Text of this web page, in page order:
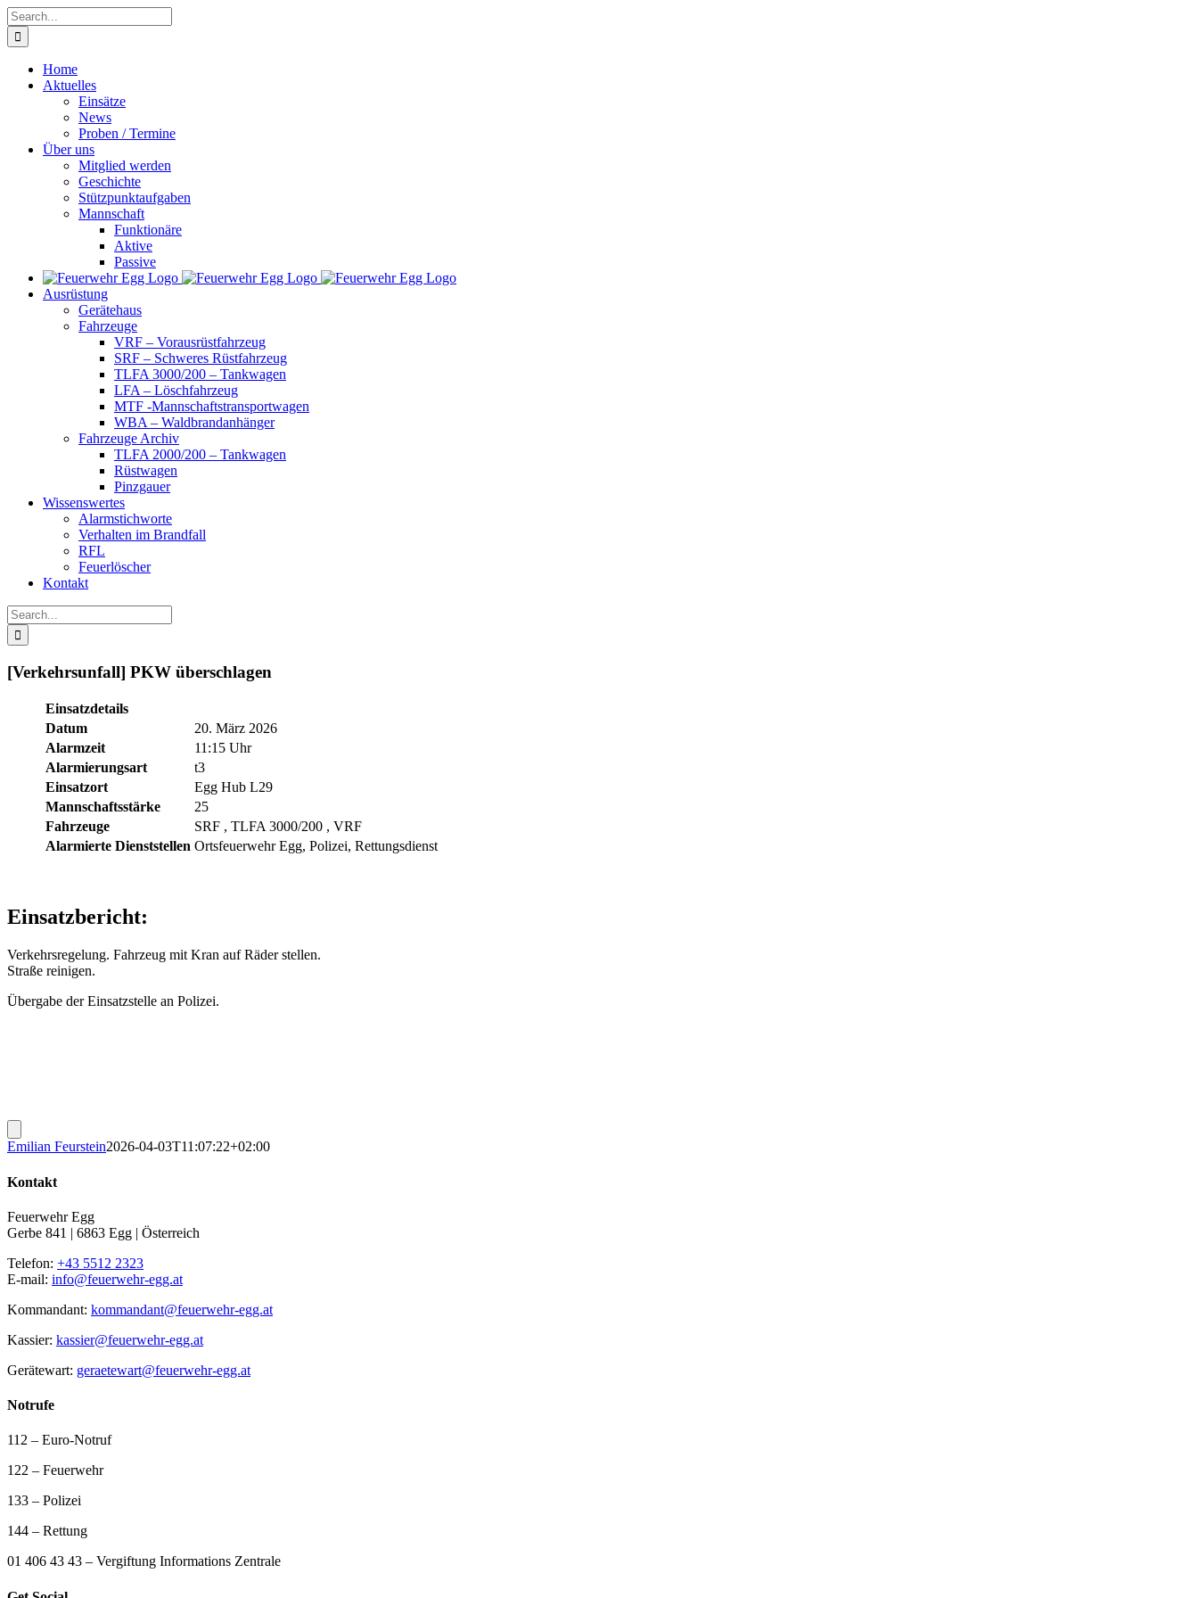
Skip
to
content
Search
for:
Home
Aktuelles
Einsätze
News
Proben / Termine
Über uns
Mitglied werden
Geschichte
Stützpunktaufgaben
Mannschaft
Funktionäre
Aktive
Passive
Ausrüstung
Gerätehaus
Fahrzeuge
VRF – Vorausrüstfahrzeug
SRF – Schweres Rüstfahrzeug
TLFA 3000/200 – Tankwagen
LFA – Löschfahrzeug
MTF -Mannschaftstransportwagen
WBA – Waldbrandanhänger
Fahrzeuge Archiv
TLFA 2000/200 – Tankwagen
Rüstwagen
Pinzgauer
Wissenswertes
Alarmstichworte
Verhalten im Brandfall
RFL
Feuerlöscher
Kontakt
Search
for:
[Verkehrsunfall] PKW überschlagen
Einsatzdetails
Datum
20. März 2026
Alarmzeit
11:15 Uhr
Alarmierungsart
t3
Einsatzort
Egg Hub L29
Mannschaftsstärke
25
Fahrzeuge
SRF , TLFA 3000/200 , VRF
Alarmierte Dienststellen Ortsfeuerwehr Egg, Polizei, Rettungsdienst
Einsatzbericht:
Verkehrsregelung. Fahrzeug mit Kran auf Räder stellen.
Straße reinigen.
Übergabe der Einsatzstelle an Polizei.
Emilian Feurstein2026-04-03T11:07:22+02:00
Kontakt
Feuerwehr Egg
Gerbe 841 | 6863 Egg | Österreich
Telefon: +43 5512 2323
E-mail: info@feuerwehr-egg.at
Kommandant: kommandant@feuerwehr-egg.at
Kassier: kassier@feuerwehr-egg.at
Gerätewart: geraetewart@feuerwehr-egg.at
Notrufe
112 – Euro-Notruf
122 – Feuerwehr
133 – Polizei
144 – Rettung
01 406 43 43 – Vergiftung Informations Zentrale